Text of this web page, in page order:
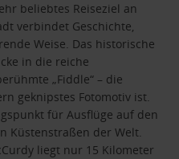
beliebtes Reiseziel an
verbindet Geschichte,
Weise. Das historische
in die reiche
„Fiddle“ – die
geknipstes Fotomotiv ist.
für Ausflüge auf den
Küstenstraßen der Welt.
liegt nur 15 Kilometer